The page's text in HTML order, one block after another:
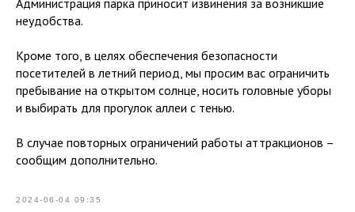
Администрация парка приносит извинения за возникшие
неудобства.
Кроме того, в целях обеспечения безопасности
посетителей в летний период, мы просим вас ограничить
пребывание на открытом солнце, носить головные уборы
и выбирать для прогулок аллеи с тенью.
В случае повторных ограничений работы аттракционов –
сообщим дополнительно.
2024-06-04 09:35